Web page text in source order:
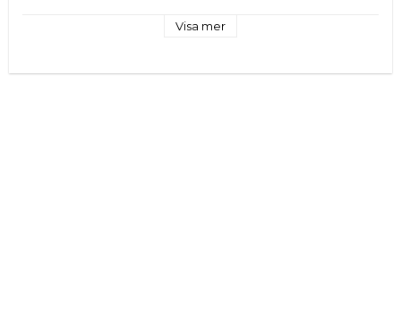
effekt på poolen. Baquacil är långtidsverkande och kräver
Visa mer